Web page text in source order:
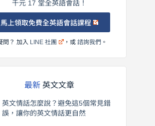
千元 17 堂全英語會話！
馬上領取免費全英語會話課程
問？ 加入 LINE 社團 ，或諮詢我們 。
最新英文文章
英文情話怎麼說？避免這5個常見錯
誤，讓你的英文情話更自然